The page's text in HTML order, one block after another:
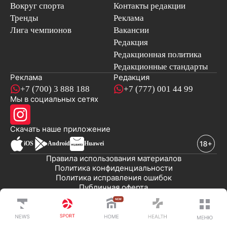
Вокруг спорта
Тренды
Лига чемпионов
Контакты редакции
Реклама
Вакансии
Редакция
Редакционная политика
Редакционные стандарты
Реклама
+7 (700) 3 888 188
Редакция
+7 (777) 001 44 99
Мы в социальных сетях
Скачать наше приложениеновостей
iOS Android Huawei
Публичная оферта
Политика исправления ошибок
Политика конфиденциальности
Правила использования материалов
© 2008-2026 ТОО «EML»